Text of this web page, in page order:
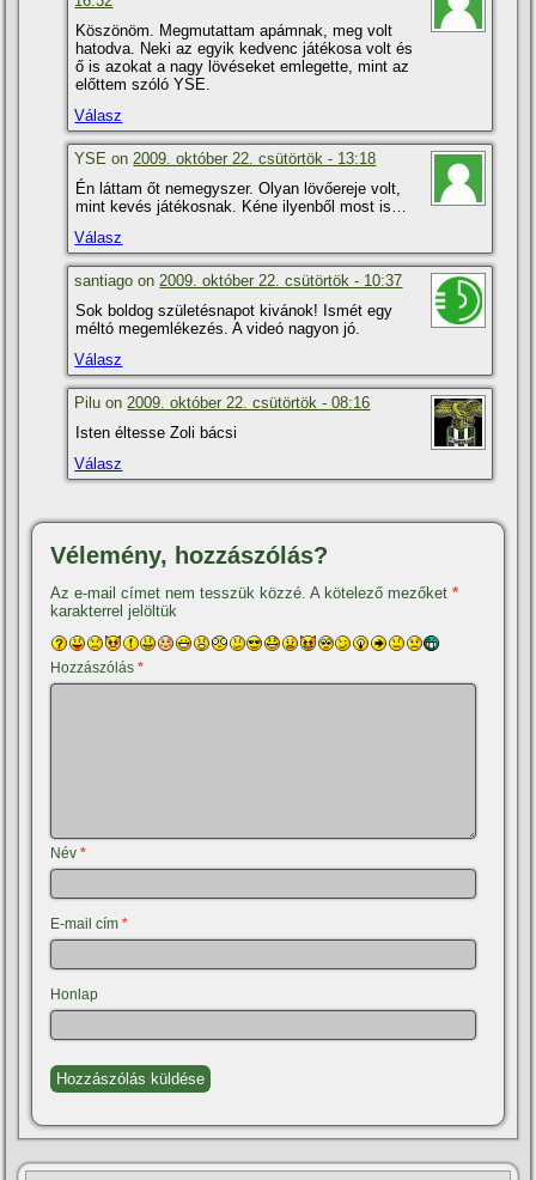
Köszönöm. Megmutattam apámnak, meg volt
hatodva. Neki az egyik kedvenc játékosa volt és
ő is azokat a nagy lövéseket emlegette, mint az
előttem szóló YSE.
Válasz
YSE on2009. október 22. csütörtök - 13:18
Én láttam őt nemegyszer. Olyan lövőereje volt,
mint kevés játékosnak. Kéne ilyenből most is…
Válasz
santiago on2009. október 22. csütörtök - 10:37
Sok boldog születésnapot kivánok! Ismét egy
méltó megemlékezés. A videó nagyon jó.
Válasz
Pilu on2009. október 22. csütörtök - 08:16
Isten éltesse Zoli bácsi
Válasz
Vélemény, hozzászólás?
Az e-mail címet nem tesszük közzé. A kötelező mezőket*
karakterrel jelöltük
Hozzászólás*
Név*
E-mail cím*
Honlap